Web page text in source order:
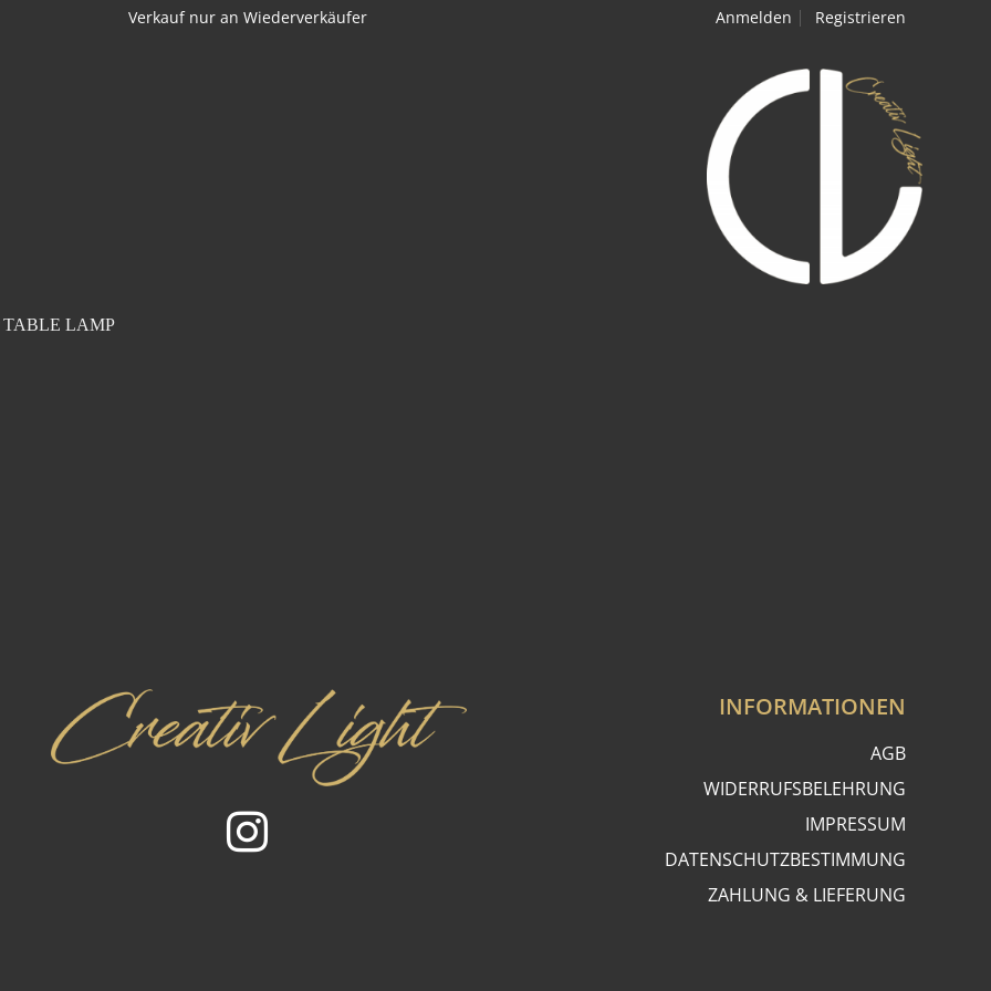
Verkauf nur an Wiederverkäufer Anmelden Registrieren
INFORMATIONEN
AGB
WIDERRUFSBELEHRUNG
IMPRESSUM
DATENSCHUTZBESTIMMUNG
ZAHLUNG & LIEFERUNG